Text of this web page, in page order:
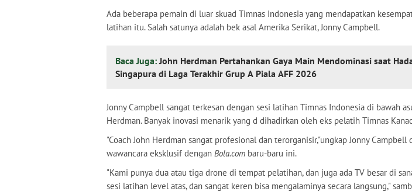
Ada beberapa pemain di luar skuad Timnas Indonesia yang mendapatkan
latihan itu. Salah satunya adalah bek asal Amerika Serikat, Jonny Campbell.
Baca Juga:John Herdman Pertahankan Gaya Main Mendominasi saat
Singapura di Laga Terakhir Grup A Piala AFF 2026
Jonny Campbell sangat terkesan dengan sesi latihan Timnas Indonesia di bawah
Herdman. Banyak inovasi menarik yang d dihadirkan oleh eks pelatih Timnas
"Coach John Herdman sangat profesional dan terorganisir,"ungkap Jonny Campbell
wawancara eksklusif dengan Bola.com baru-baru ini.
"Kami punya dua atau tiga drone di tempat pelatihan, dan juga ada TV besar di
sesi latihan level atas, dan sangat keren bisa mengalaminya secara langsung,"